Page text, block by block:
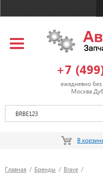
+7
ежедневно
Москва
В
Главная / Бренды / Brave /